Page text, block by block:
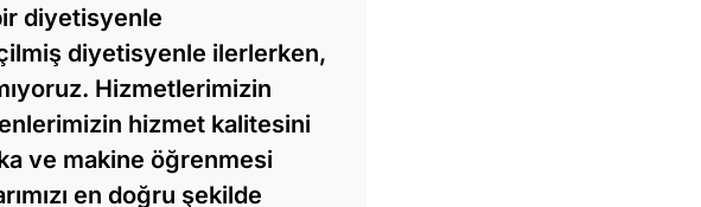
diyetisyenle
diyetisyenle ilerlerken,
Hizmetlerimizin
hizmet kalitesini
ve makine öğrenmesi
en doğru şekilde